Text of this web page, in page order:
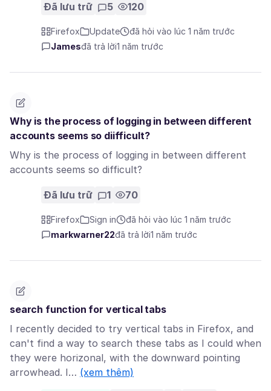
Đã lưu trữ 5 120
Firefox Update
đã hỏi vào lúc 1 năm trước
Jamesđã trả lời1 năm trước
Why is the process of logging in between different
accounts seems so diifficult?
Why is the process of logging in between different
accounts seems so difficult?
Đã lưu trữ 1 70
Firefox Sign in
đã hỏi vào lúc 1 năm trước
markwarner22đã trả lời1 năm trước
search function for vertical tabs
I recently decided to try vertical tabs in Firefox, and
can't find a way to search these tabs as I could when
they were horizonal, with the downward pointing
arrowhead. I… (xem thêm)